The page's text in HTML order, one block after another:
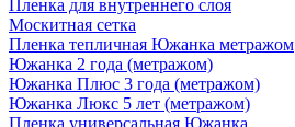
Пленка для внутреннего слоя
Москитная сетка
Пленка тепличная Южанка метражом
Южанка 2 года (метражом)
Южанка Плюс 3 года (метражом)
Южанка Люкс 5 лет (метражом)
Пленка универсальная Южанка